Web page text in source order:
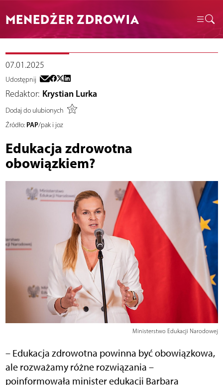
MENEDŻER ZDROWIA
07.01.2025
Udostępnij
Redaktor: Krystian Lurka
Dodaj do ulubionych
Źródło: PAP/pak i joz
Edukacja zdrowotna
obowiązkiem?
Ministerstwo Edukacji Narodowej
– Edukacja zdrowotna powinna być obowiązkowa,
ale rozważamy różne rozwiązania –
poinformowała minister edukacji Barbara